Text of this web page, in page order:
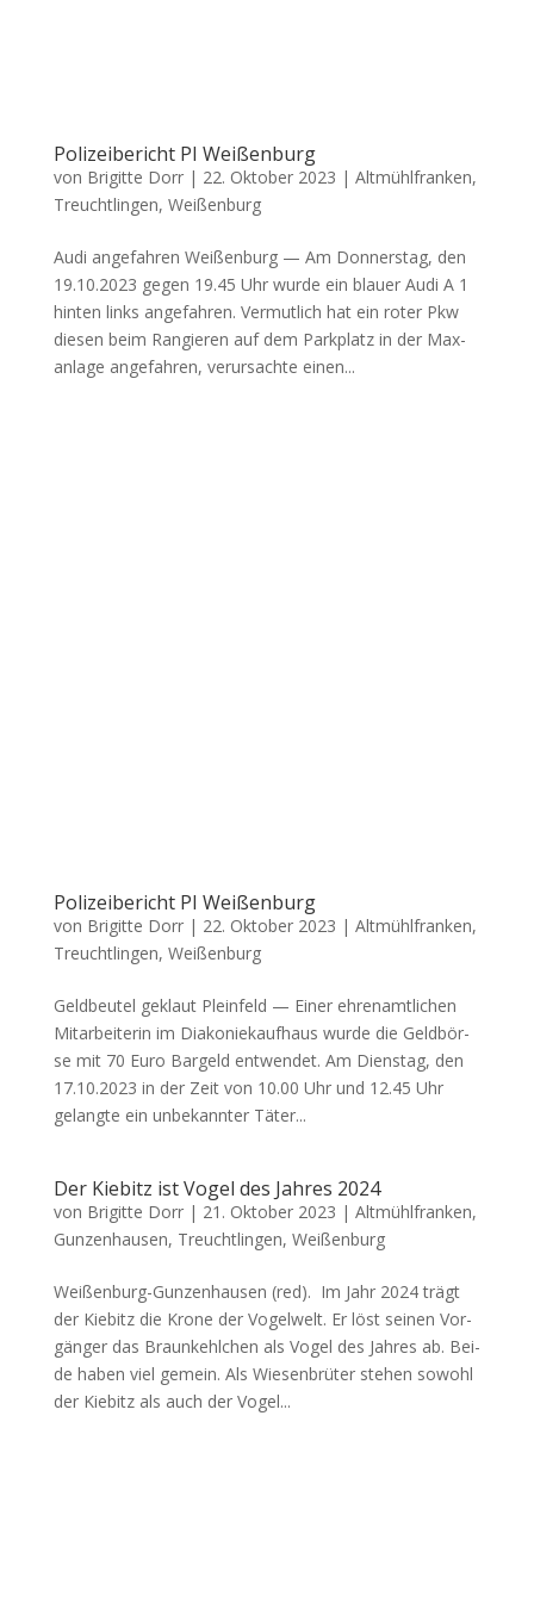
Polizeibericht PI Weißenburg
von Brigitte Dorr| 22. Oktober 2023 | Altmühlfranken,
Treuchtlingen, Weißenburg
Audi ange­fah­ren Wei­ßen­burg — Am Don­ners­tag, den
19.10.2023 gegen 19.45 Uhr wur­de ein blau­er Audi A 1
hin­ten links ange­fah­ren. Ver­mut­lich hat ein roter Pkw
die­sen beim Ran­gie­ren auf dem Park­platz in der Max­
an­la­ge ange­fah­ren, ver­ur­sach­te einen...
Polizeibericht PI Weißenburg
von Brigitte Dorr| 22. Oktober 2023 | Altmühlfranken,
Treuchtlingen, Weißenburg
Geld­beu­tel geklaut Plein­feld — Einer ehren­amt­li­chen
Mit­ar­bei­te­rin im Dia­ko­nie­kauf­haus wur­de die Geld­bör­
se mit 70 Euro Bar­geld ent­wen­det. Am Diens­tag, den
17.10.2023 in der Zeit von 10.00 Uhr und 12.45 Uhr
gelang­te ein unbe­kann­ter Täter...
Der Kiebitz ist Vogel des Jahres 2024
von Brigitte Dorr| 21. Oktober 2023 | Altmühlfranken,
Gunzenhausen, Treuchtlingen, Weißenburg
Wei­ßen­burg-Gun­zen­hau­sen (red). Im Jahr 2024 trägt
der Kie­bitz die Kro­ne der Vogel­welt. Er löst sei­nen Vor­
gän­ger das Braun­kehl­chen als Vogel des Jah­res ab. Bei­
de haben viel gemein. Als Wie­sen­brü­ter ste­hen sowohl
der Kie­bitz als auch der Vogel...